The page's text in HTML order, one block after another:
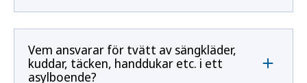
Vem ansvarar för tvätt av sängkläder,
kuddar, täcken, handdukar etc. i ett
asylboende?